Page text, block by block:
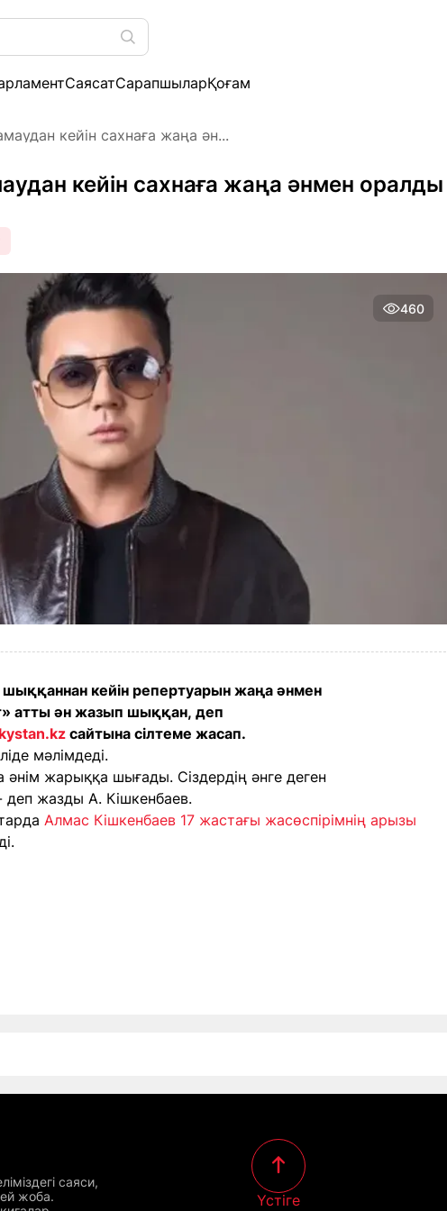
СаясатСарапшыларҚоғам
кейін сахнаға жаңа ән...
кейін сахнаға жаңа әнмен оралды
460
кейін репертуарын жаңа әнмен
атты ән жазып шыққан, деп
сайтына сілтеме жасап.
мәлімдеді.
жарыққа шығады. Сіздердің әнге деген
деп жазды А. Кішкенбаев.
Алмас Кішкенбаев 17 жастағы жасөспірімнің арызы
саяси,
жоба.
Үстіге